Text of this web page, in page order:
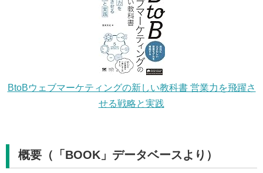
BtoBウェブマーケティングの新しい教科書 営業力を飛躍さ
せる戦略と実践
概要（「BOOK」データベースより）